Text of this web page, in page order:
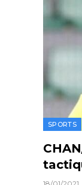
SPORTS